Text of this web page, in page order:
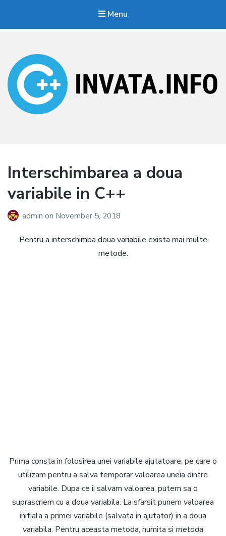
Menu
Interschimbarea a doua
variabile in C++
admin on November 5, 2018
Pentru a interschimba doua variabile exista mai multe
metode.
Prima consta in folosirea unei variabile ajutatoare, pe care o
utilizam pentru a salva temporar valoarea uneia dintre
variabile. Dupa ce ii salvam valoarea, putem sa o
suprascriem cu a doua variabila. La sfarsit punem valoarea
initiala a primei variabile (salvata in ajutator) in a doua
variabila. Pentru aceasta metoda, numita si metoda